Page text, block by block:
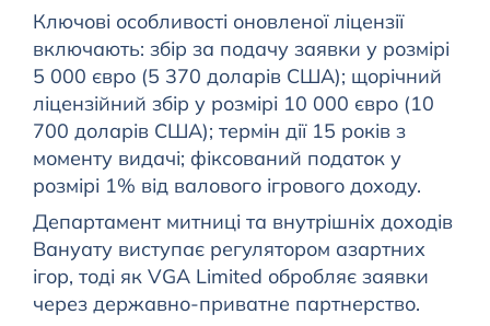
Ключові особливості оновленої ліцензії
включають: збір за подачу заявки у розмірі
5 000 євро (5 370 доларів США); щорічний
ліцензійний збір у розмірі 10 000 євро (10
700 доларів США); термін дії 15 років з
моменту видачі; фіксований податок у
розмірі 1% від валового ігрового доходу.
Департамент митниці та внутрішніх доходів
Вануату виступає регулятором азартних
ігор, тоді як VGA Limited обробляє заявки
через державно-приватне партнерство.